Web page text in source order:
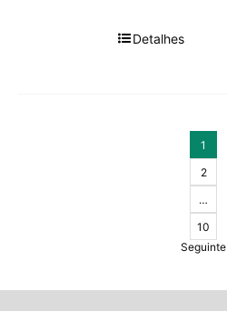
Detalhes
1
2
…
10
Seguinte